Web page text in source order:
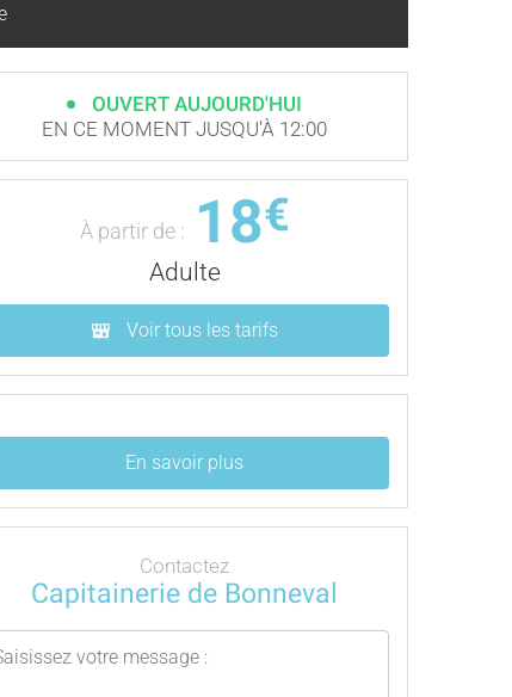
OUVERT AUJOURD'HUI
EN CE MOMENT JUSQU'À 12:00
À partir de : 18€
Adulte
Voir tous les tarifs
En savoir plus
Contactez
Capitainerie de Bonneval